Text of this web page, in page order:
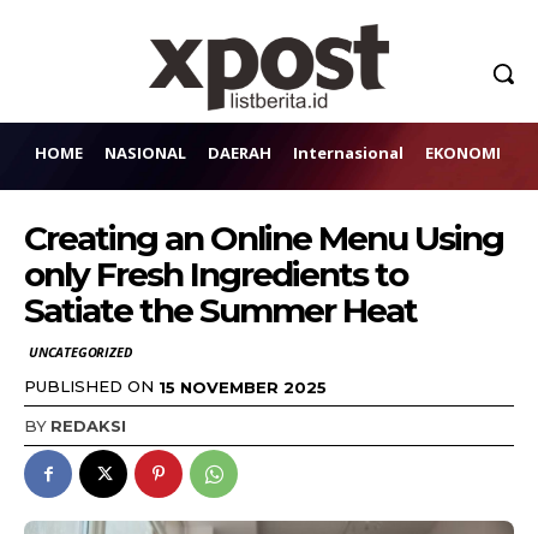
HOME NASIONAL DAERAH Internasional EKONOMI
Creating an Online Menu Using
only Fresh Ingredients to
Satiate the Summer Heat
UNCATEGORIZED
PUBLISHED ON 15 NOVEMBER 2025
BY REDAKSI